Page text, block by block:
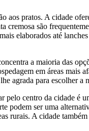
aos pratos. A cidade
são
elaborados até
a maioria das
em áreas mais
agrada para escolher a
pelo centro da cidade é
podem ser uma
rurais. A cidade